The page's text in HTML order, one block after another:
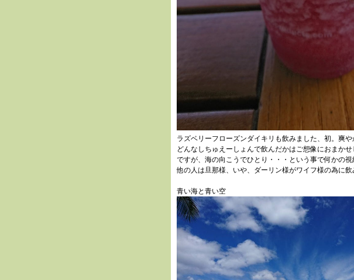
ラズベリーフローズンダイキリも飲みました、初。爽や
どんなしちゅえーしょんで飲んだかはご想像におまかせ
ですが、海の向こうでひとり・・・という事で何かの視
他の人は旦那様、いや、ダーリン様がワイフ様の為に
青い海と青い空